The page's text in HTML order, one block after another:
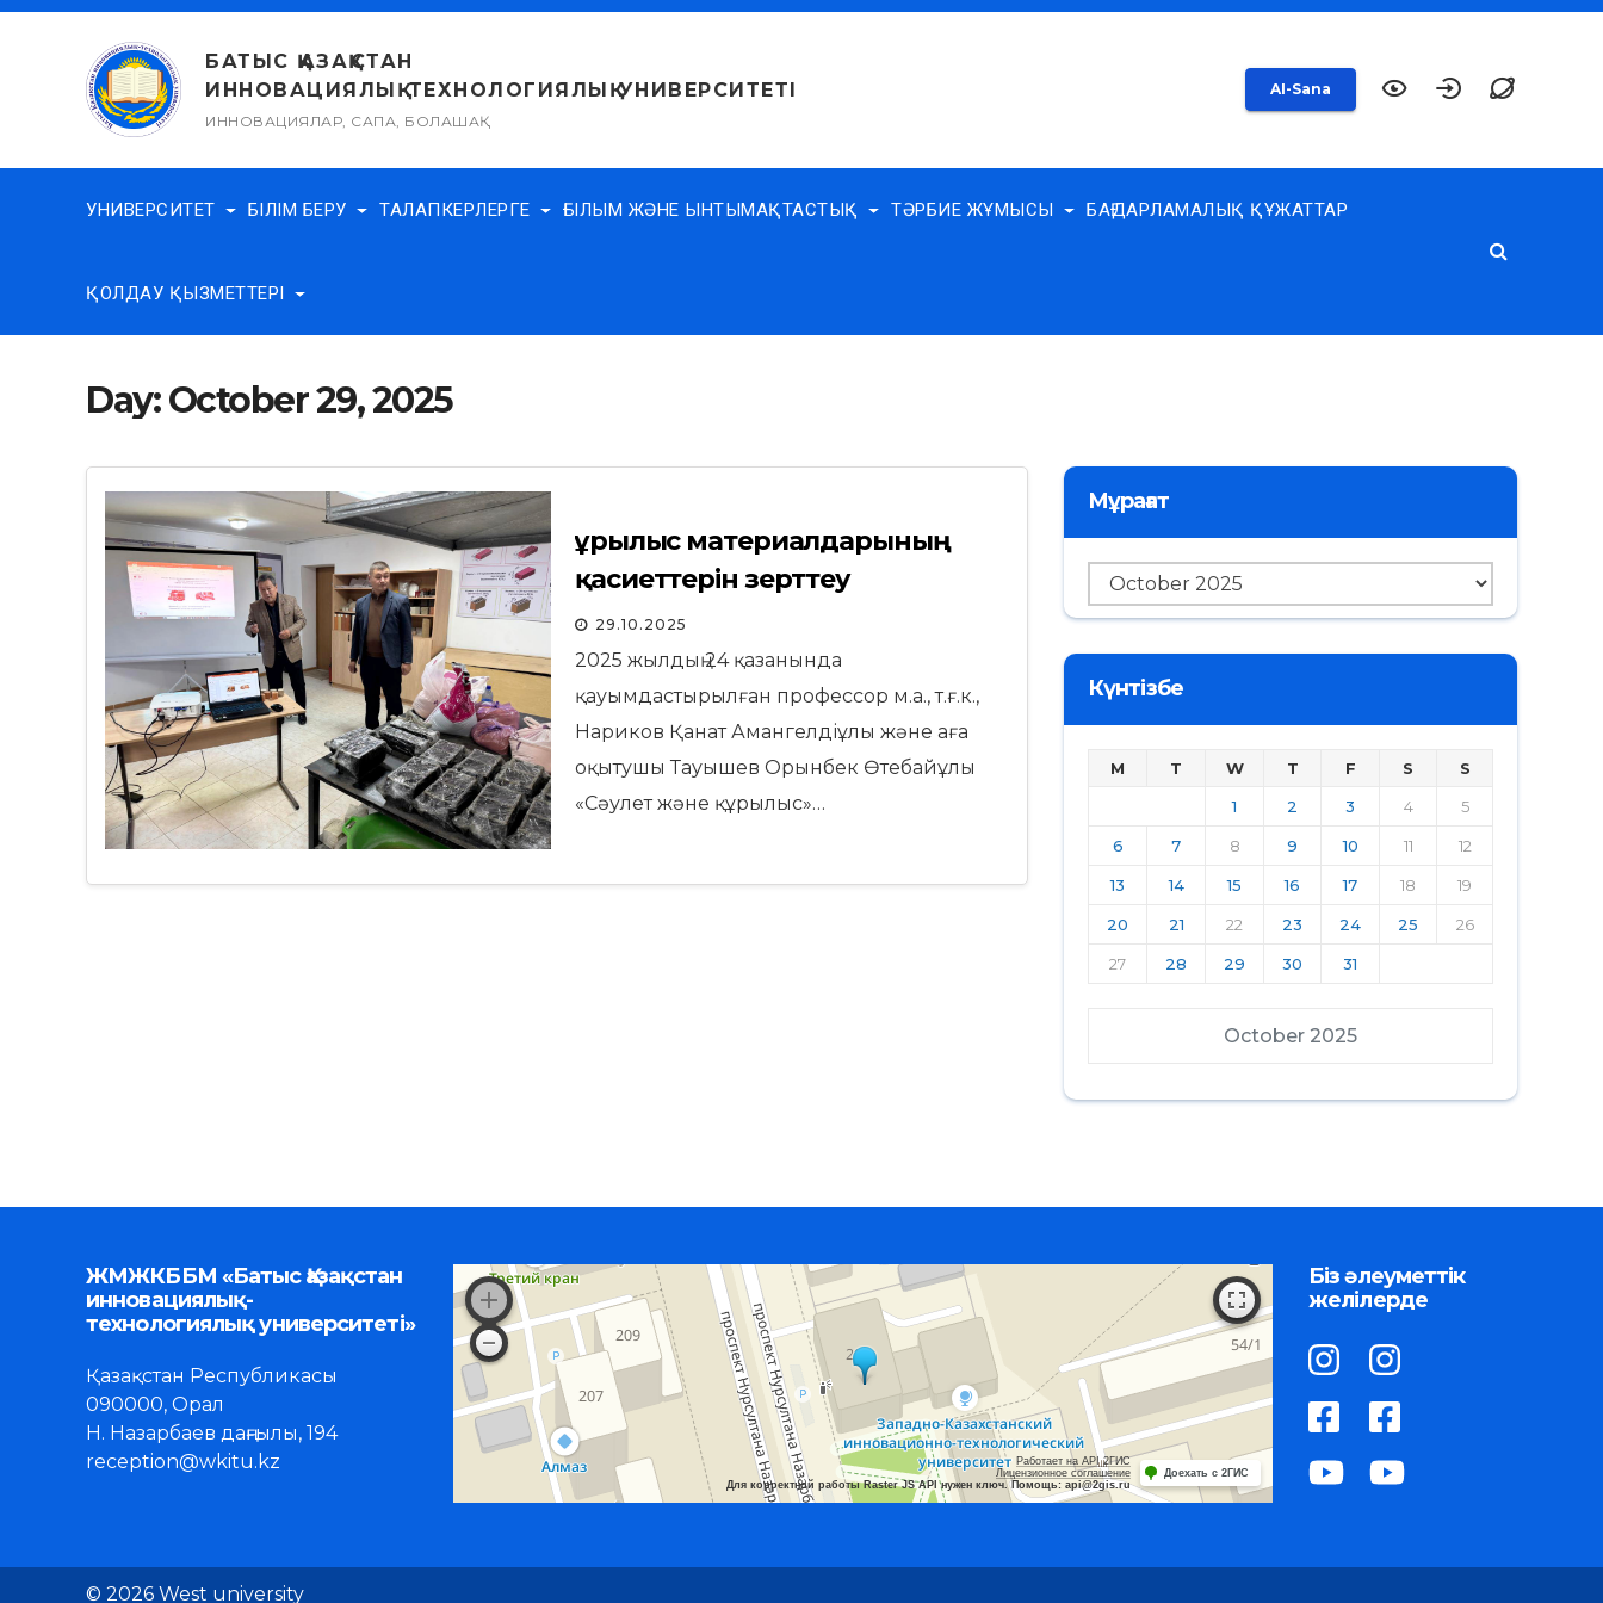
Skip
БАТЫС ҚАЗАҚСТАН
ИННОВАЦИЯЛЫҚ-ТЕХНОЛОГИЯЛЫҚ УНИВЕРСИТЕТІ
ИННОВАЦИЯЛАР, САПА, БОЛАШАҚ
AI-Sana
УНИВЕРСИТЕТ БІЛІМ БЕРУ ТАЛАПКЕРЛЕРГЕ ҒЫЛЫМ ЖӘНЕ ЫНТЫМАҚТАСТЫҚ ТӘРБИЕ ЖҰМЫСЫ БАҒДАРЛАМАЛЫҚ ҚҰЖАТТАР
ҚОЛДАУ ҚЫЗМЕТТЕРІ
Day:October 29, 2025
Құрылыс материалдарының
қасиеттерін зерттеу
29.10.2025
2025 жылдың 24 қазанында
қауымдастырылған профессор м.а., т.ғ.к.,
Нариков Қанат Амангелдіұлы және аға
оқытушы Тауышев Орынбек Өтебайұлы
«Сәулет және құрылыс»…
Мұрағат
Мұрағат
Күнтізбе
October 2025
M T W T F S
S
1
2 3 4 5
6 7 8 9 10 11 12
13 14 15 16 17 18 19
20 21 22 23 24 25 26
27 28 29 30 31
ЖМЖКББМ «Батыс Қазақстан
инновациялық-
технологиялық университеті»
Қазақстан Республикасы
090000, Орал
Н. Назарбаев даңғылы, 194
reception@wkitu.kz
Работает на API 2ГИС
Лицензионное соглашение
Для корректной работы Raster JS API нужен ключ. Помощь: api@2gis.ru
Доехать с 2ГИС
Біз әлеуметтік
желілерде
© 2026 West university